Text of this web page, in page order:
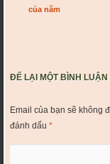
của năm
ĐỂ LẠI MỘT BÌNH LUẬN
Email của bạn sẽ không
đánh dấu *